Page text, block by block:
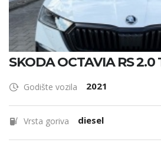
SKODA OCTAVIA RS 2.0
Godište vozila 2021
Vrsta goriva diesel